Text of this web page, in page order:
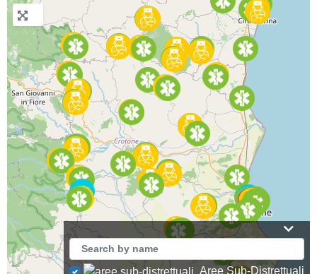
Aree Sub-Distrettuali